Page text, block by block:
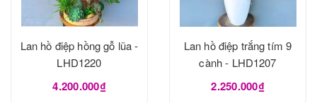
Lan hồ điệp hồng gỗ lũa -
LHD1220
4.200.000₫
Lan hồ điệp trắng tím 9
cành - LHD1207
2.250.000₫